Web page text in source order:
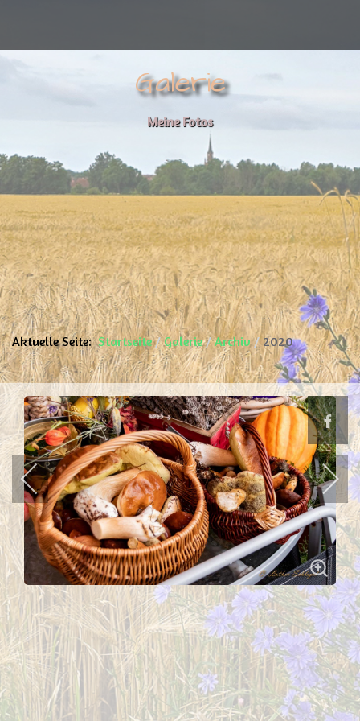
Galerie
Meine Fotos
Aktuelle Seite:Startseite Galerie Archiv 2020